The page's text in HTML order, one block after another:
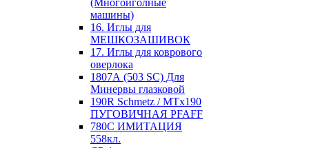
(Многоиголные
машины)
16. Иглы для
МЕШКОЗАШИВОК
17. Иглы для коврового
оверлока
1807А (503 SC) Для
Минервы глазковой
190R Schmetz / MTx190
ПУГОВИЧНАЯ PFAFF
780С ИМИТАЦИЯ
558кл.